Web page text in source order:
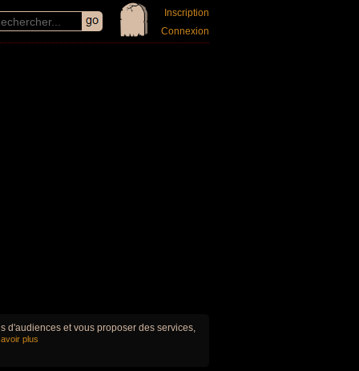
Inscription
Connexion
d'audiences et vous proposer des services,
plus